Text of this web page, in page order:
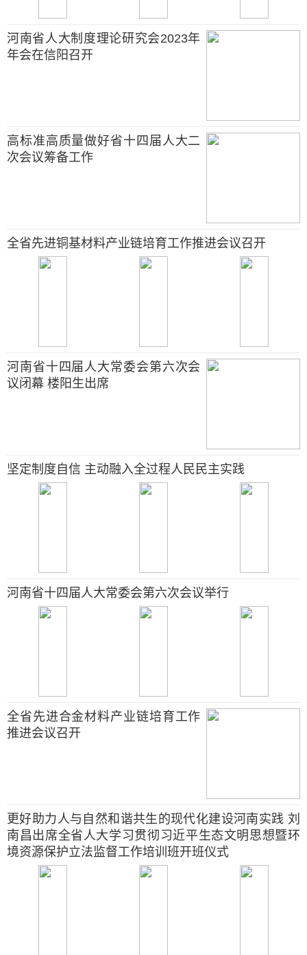
河南省人大制度理论研究会2023年
年会在信阳召开
高标准高质量做好省十四届人大二
次会议筹备工作
全省先进铜基材料产业链培育工作推进会议召开
河南省十四届人大常委会第六次会
议闭幕 楼阳生出席
坚定制度自信 主动融入全过程人民民主实践
河南省十四届人大常委会第六次会议举行
全省先进合金材料产业链培育工作
推进会议召开
更好助力人与自然和谐共生的现代化建设河南实践 刘
南昌出席全省人大学习贯彻习近平生态文明思想暨环
境资源保护立法监督工作培训班开班仪式